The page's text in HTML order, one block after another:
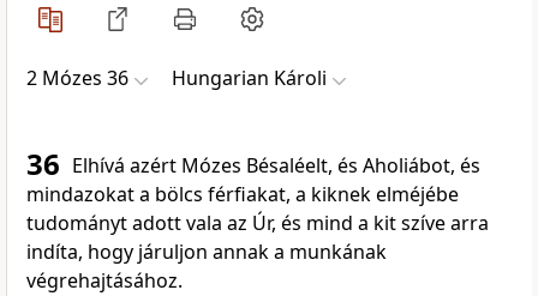
2 Mózes 36 Hungarian Károli
36 Elhívá azért Mózes Bésaléelt, és Aholiábot, és
mindazokat a bölcs férfiakat, a kiknek elméjébe
tudományt adott vala az Úr, és mind a kit szíve arra
indíta, hogy járuljon annak a munkának
végrehajtásához.